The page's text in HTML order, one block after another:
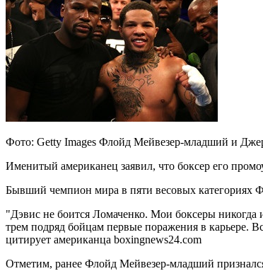
Фото: Getty Images Флойд Мейвезер-младший и
Именитый американец заявил, что боксер его
Бывший чемпион мира в пяти весовых категориях
"Дэвис не боится Ломаченко. Мои боксеры никогда
трем подряд бойцам первые поражения в карьере.
цитирует американца boxingnews24.com
Отметим, ранее Флойд Мейвезер-младший